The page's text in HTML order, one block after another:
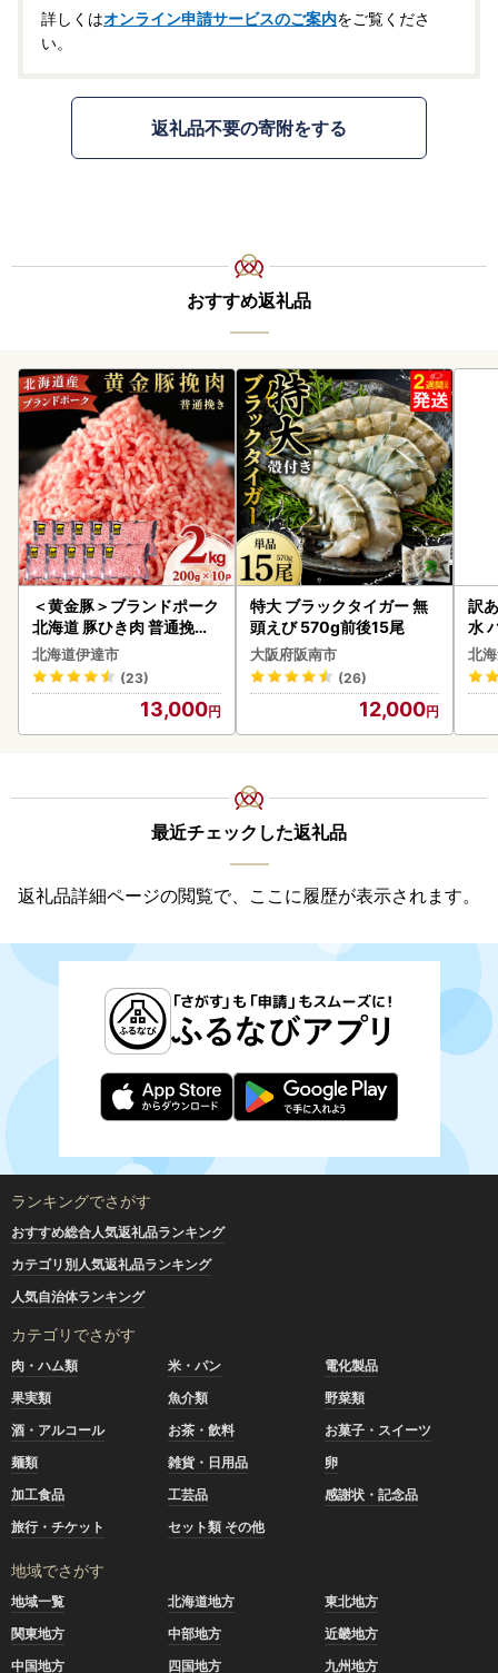
詳しくはオンライン申請サービスのご案内をご覧くださ
い。
返礼品不要の寄附をする
おすすめ返礼品
＜黄金豚＞ブランドポーク
北海道 豚ひき肉 普通挽き
200g 10パック 計2kg
北海道伊達市
(23)
13,000
特大 ブラックタイガー 無
頭えび 570g前後15尾
大阪府阪南市
(26)
12,000
訳
水
ク
付
海
取
北
最近チェックした返礼品
返礼品詳細ページの閲覧で、ここに履歴が表示されます。
ランキングでさがす
おすすめ総合人気返礼品ランキング
カテゴリ別人気返礼品ランキング
人気自治体ランキング
カテゴリでさがす
肉・ハム類 米・パン
電化製品
果実類
魚介類
野菜類
酒・アルコール
お茶・飲料
お菓子・スイーツ
麺類
雑貨・日用品
卵
加工食品
工芸品
感謝状・記念品
旅行・チケット
セット類 その他
地域でさがす
地域一覧 北海道地方
東北地方
関東地方
中部地方
近畿地方
中国地方
四国地方 九州地方